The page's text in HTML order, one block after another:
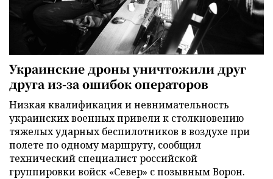
Украинские дроны уничтожили друг
друга из-за ошибок операторов
Низкая квалификация и невнимательность
украинских военных привели к столкновению
тяжелых ударных беспилотников в воздухе при
полете по одному маршруту, сообщил
технический специалист российской
группировки войск «Север» с позывным Ворон.